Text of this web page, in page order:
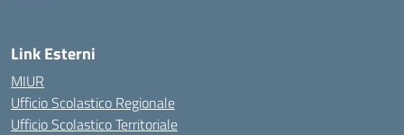
Link Esterni
MIUR
Ufficio Scolastico Regionale
Ufficio Scolastico Territoriale